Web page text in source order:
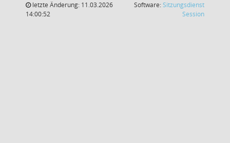
letzte Änderung: 11.03.2026
14:00:52
Software:Sitzungsdienst
Session(Wird in